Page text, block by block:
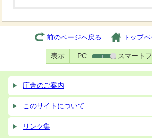
前のページへ戻る トップ
表示 PC スマート
庁舎のご案内
このサイトについて
リンク集